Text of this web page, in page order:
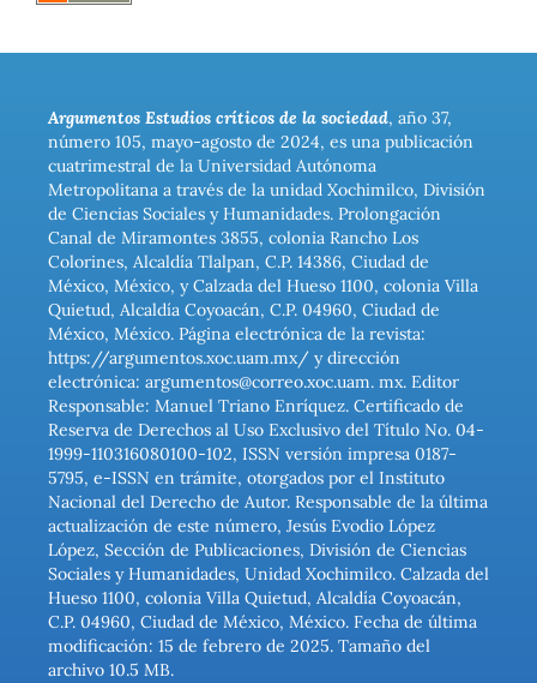
Argumentos Estudios críticos de la sociedad, año 37,
número 105, mayo-agosto de 2024, es una publicación
cuatrimestral de la Universidad Autónoma
Metropolitana a través de la unidad Xochimilco, División
de Ciencias Sociales y Humanidades. Prolongación
Canal de Miramontes 3855, colonia Rancho Los
Colorines, Alcaldía Tlalpan, C.P. 14386, Ciudad de
México, México, y Calzada del Hueso 1100, colonia Villa
Quietud, Alcaldía Coyoacán, C.P. 04960, Ciudad de
México, México. Página electrónica de la revista:
https://argumentos.xoc.uam.mx/ y dirección
electrónica: argumentos@correo.xoc.uam. mx. Editor
Responsable: Manuel Triano Enríquez. Certificado de
Reserva de Derechos al Uso Exclusivo del Título No. 04-
1999-110316080100-102, ISSN versión impresa 0187-
5795, e-ISSN en trámite, otorgados por el Instituto
Nacional del Derecho de Autor. Responsable de la última
actualización de este número, Jesús Evodio López
López, Sección de Publicaciones, División de Ciencias
Sociales y Humanidades, Unidad Xochimilco. Calzada del
Hueso 1100, colonia Villa Quietud, Alcaldía Coyoacán,
C.P. 04960, Ciudad de México, México. Fecha de última
modificación: 15 de febrero de 2025. Tamaño del
archivo 10.5 MB.